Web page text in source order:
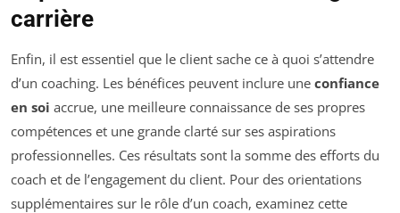
carrière
Enfin, il est essentiel que le client sache ce à quoi s’attendre
d’un coaching. Les bénéfices peuvent inclure une confiance
en soi accrue, une meilleure connaissance de ses propres
compétences et une grande clarté sur ses aspirations
professionnelles. Ces résultats sont la somme des efforts du
coach et de l’engagement du client. Pour des orientations
supplémentaires sur le rôle d’un coach, examinez cette